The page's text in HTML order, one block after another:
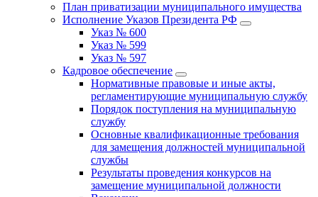
План приватизации муниципального имущества
Исполнение Указов Президента РФ
Указ № 600
Указ № 599
Указ № 597
Кадровое обеспечение
Нормативные правовые и иные акты,
регламентирующие муниципальную службу
Порядок поступления на муниципальную
службу
Основные квалификационные требования
для замещения должностей муниципальной
службы
Результаты проведения конкурсов на
замещение муниципальной должности